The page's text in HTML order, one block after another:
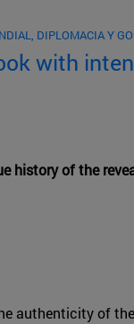
DIPLOMACIA Y
with
history of the
authenticity of